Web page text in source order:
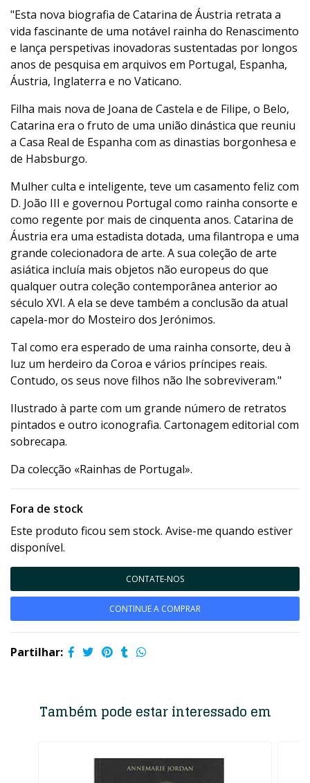
"Esta nova biografia de Catarina de Áustria retrata a
vida fascinante de uma notável rainha do Renascimento
e lança perspetivas inovadoras sustentadas por longos
anos de pesquisa em arquivos em Portugal, Espanha,
Áustria, Inglaterra e no Vaticano.
Filha mais nova de Joana de Castela e de Filipe, o Belo,
Catarina era o fruto de uma união dinástica que reuniu
a Casa Real de Espanha com as dinastias borgonhesa e
de Habsburgo.
Mulher culta e inteligente, teve um casamento feliz com
D. João III e governou Portugal como rainha consorte e
como regente por mais de cinquenta anos. Catarina de
Áustria era uma estadista dotada, uma filantropa e uma
grande colecionadora de arte. A sua coleção de arte
asiática incluía mais objetos não europeus do que
qualquer outra coleção contemporânea anterior ao
século XVI. A ela se deve também a conclusão da atual
capela-mor do Mosteiro dos Jerónimos.
Tal como era esperado de uma rainha consorte, deu à
luz um herdeiro da Coroa e vários príncipes reais.
Contudo, os seus nove filhos não lhe sobreviveram."
Ilustrado à parte com um grande número de retratos
pintados e outro iconografia. Cartonagem editorial com
sobrecapa.
Da colecção «Rainhas de Portugal».
Fora de stock
Este produto ficou sem stock. Avise-me quando estiver
disponível.
CONTATE-NOS
CONTINUE A COMPRAR
Partilhar:
Também pode estar interessado em